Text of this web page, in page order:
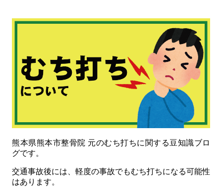
熊本県熊本市整骨院 元のむち打ちに関する豆知識ブロ
グです。
交通事故後には、軽度の事故でもむち打ちになる可能性
はあります。